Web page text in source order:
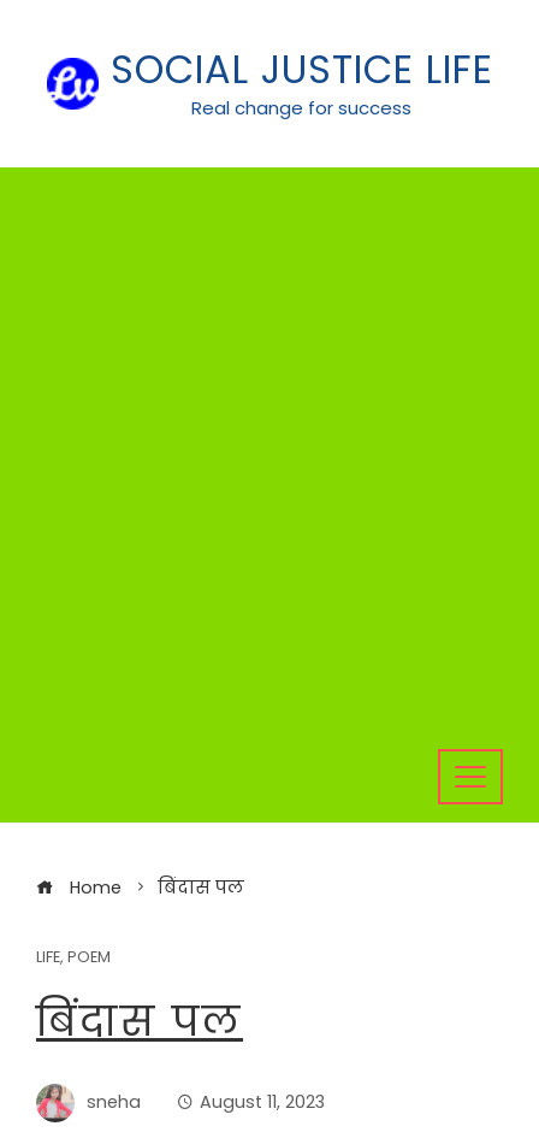
content
SOCIAL JUSTICE LIFE
Real change for success
Home बिंदास पल
LIFE, POEM
बिंदास पल
sneha August 11, 2023